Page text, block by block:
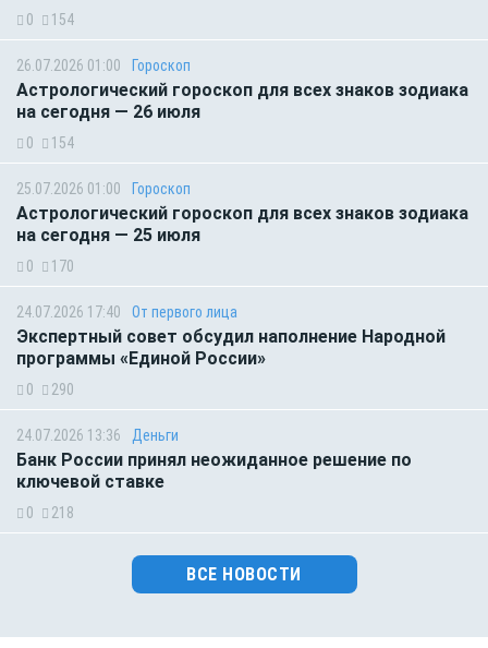
0 154
26.07.2026 01:00 Гороскоп
Астрологический гороскоп для всех знаков зодиака
на сегодня — 26 июля
0 154
25.07.2026 01:00 Гороскоп
Астрологический гороскоп для всех знаков зодиака
на сегодня — 25 июля
0 170
24.07.2026 17:40 От первого лица
Экспертный совет обсудил наполнение Народной
программы «Единой России»
0 290
24.07.2026 13:36 Деньги
Банк России принял неожиданное решение по
ключевой ставке
0 218
ВСЕ НОВОСТИ